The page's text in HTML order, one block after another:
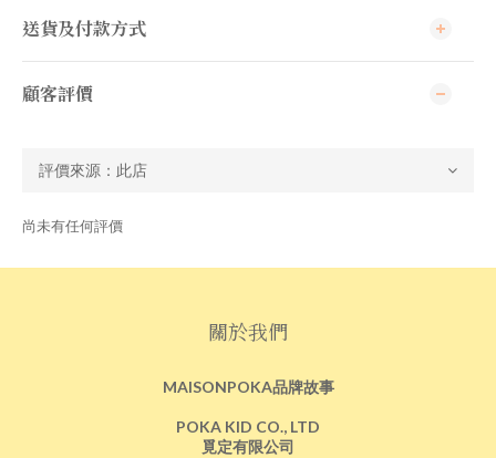
送貨及付款方式
顧客評價
尚未有任何評價
關於我們
MAISONPOKA品牌故事
POKA KID CO., LTD
覓定有限公司